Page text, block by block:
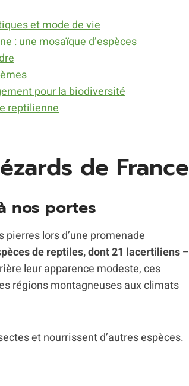
et mode de vie
: une mosaïque d’espèces
pour la biodiversité
reptilienne
de France
nos portes
lors d’une promenade
de reptiles, dont 21 lacertiliens–
leur apparence modeste, ces
régions montagneuses aux climats
et nourrissent d’autres espèces.